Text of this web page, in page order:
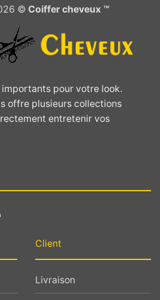
© Coiffer cheveux ™
pour votre look.
offre plusieurs collections
entretenir vos
Client
Livraison